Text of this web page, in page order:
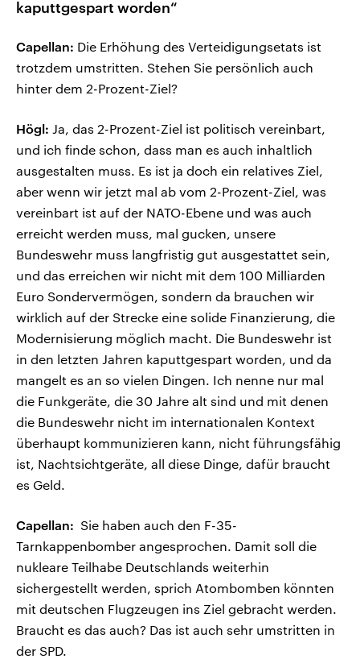
kaputtgespart worden“
Capellan: Die Erhöhung des Verteidigungsetats ist
trotzdem umstritten. Stehen Sie persönlich auch
hinter dem 2-Prozent-Ziel?
Högl: Ja, das 2-Prozent-Ziel ist politisch vereinbart,
und ich finde schon, dass man es auch inhaltlich
ausgestalten muss. Es ist ja doch ein relatives Ziel,
aber wenn wir jetzt mal ab vom 2-Prozent-Ziel, was
vereinbart ist auf der NATO-Ebene und was auch
erreicht werden muss, mal gucken, unsere
Bundeswehr muss langfristig gut ausgestattet sein,
und das erreichen wir nicht mit dem 100 Milliarden
Euro Sondervermögen, sondern da brauchen wir
wirklich auf der Strecke eine solide Finanzierung, die
Modernisierung möglich macht. Die Bundeswehr ist
in den letzten Jahren kaputtgespart worden, und da
mangelt es an so vielen Dingen. Ich nenne nur mal
die Funkgeräte, die 30 Jahre alt sind und mit denen
die Bundeswehr nicht im internationalen Kontext
überhaupt kommunizieren kann, nicht führungsfähig
ist, Nachtsichtgeräte, all diese Dinge, dafür braucht
es Geld.
Capellan: Sie haben auch den F-35-
Tarnkappenbomber angesprochen. Damit soll die
nukleare Teilhabe Deutschlands weiterhin
sichergestellt werden, sprich Atombomben könnten
mit deutschen Flugzeugen ins Ziel gebracht werden.
Braucht es das auch? Das ist auch sehr umstritten in
der SPD.